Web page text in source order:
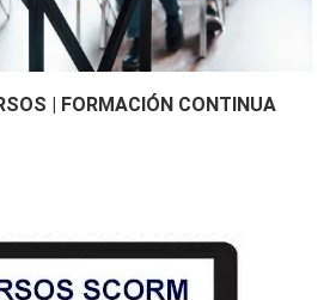
| FORMACIÓN CONTINUA